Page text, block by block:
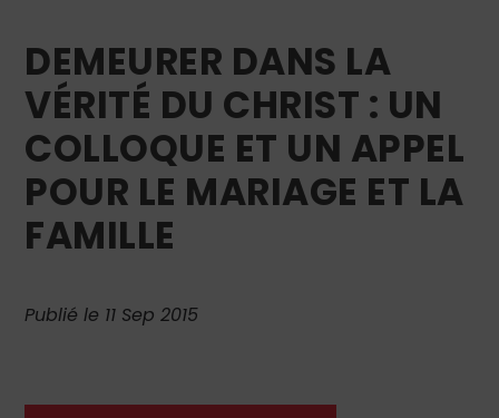
DEMEURER DANS LA
VÉRITÉ DU CHRIST : UN
COLLOQUE ET UN APPEL
POUR LE MARIAGE ET LA
FAMILLE
Publié le 11 Sep 2015